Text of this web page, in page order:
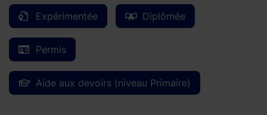
Expérimentée Diplômée
Permis
Aide aux devoirs (niveau Primaire)